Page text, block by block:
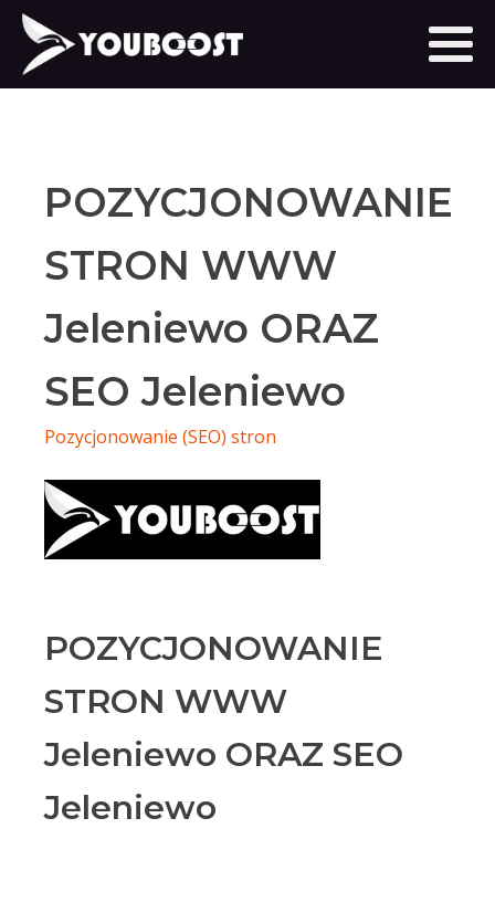
POZYCJONOWANIE
STRON WWW
Jeleniewo ORAZ
SEO Jeleniewo
Pozycjonowanie (SEO) stron
POZYCJONOWANIE
STRON WWW
Jeleniewo ORAZ SEO
Jeleniewo